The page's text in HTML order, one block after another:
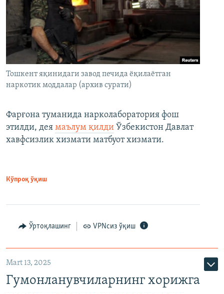
Тошкент яқинидаги завод печида ёқилаётган
наркотик моддалар (архив сурати)
Фарғона туманида нарколаборатория фош
этилди, дея маълум қилди Ўзбекистон Давлат
хавфсизлик хизмати матбуот хизмати.
Кўпроқ ўқиш
Ўртоқлашинг VPNсиз ўқиш
Mart 13, 2025
Гумонланувчиларнинг хорижга